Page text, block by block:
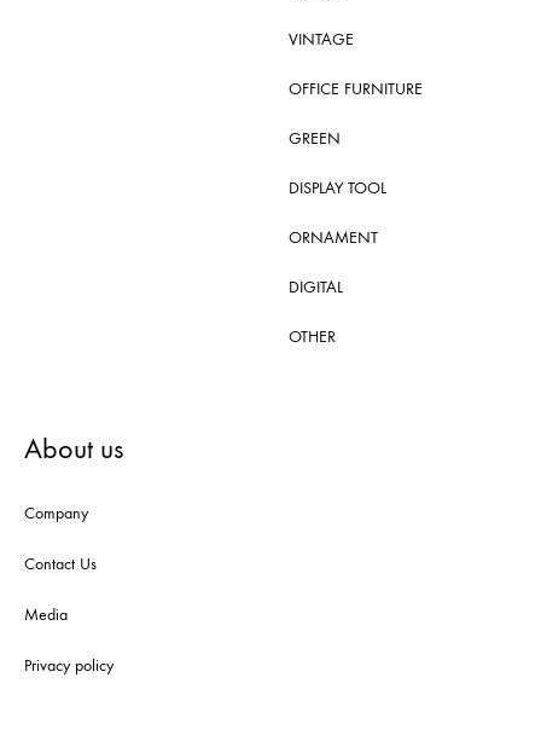
VINTAGE
OFFICE FURNITURE
GREEN
DISPLAY TOOL
ORNAMENT
DIGITAL
OTHER
About us
Company
Contact Us
Media
Privacy policy